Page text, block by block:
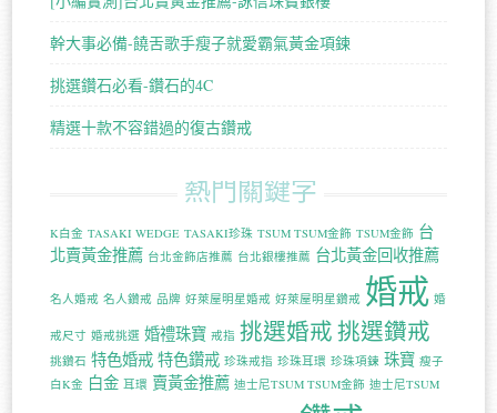
幹大事必備-饒舌歌手瘦子就愛霸氣黃金項鍊
挑選鑽石必看-鑽石的4C
精選十款不容錯過的復古鑽戒
熱門關鍵字
K白金 TASAKI WEDGE TASAKI珍珠 TSUM TSUM金飾 TSUM金飾 台
北賣黃金推薦 台北金飾店推薦 台北銀樓推薦 台北黃金回收推薦
名人婚戒 名人鑽戒 品牌 好萊屋明星婚戒 好萊屋明星鑽戒 婚戒 婚
戒尺寸 婚戒挑選 婚禮珠寶 戒指 挑選婚戒挑選鑽戒
挑鑽石 特色婚戒 特色鑽戒 珍珠戒指 珍珠耳環 珍珠項鍊 珠寶 瘦子
白K金 白金 耳環 賣黃金推薦 迪士尼TSUM TSUM金飾 迪士尼TSUM